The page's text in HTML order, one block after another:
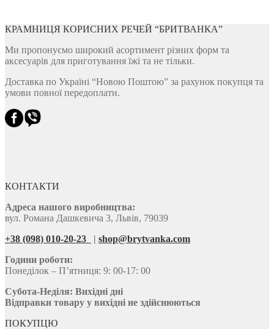
КРАМНИЦЯ КОРИСНИХ РЕЧЕЙ “БРИТВАНКА”
Ми пропонуємо широкий асортимент різних форм та
аксесуарів для приготування їжі та не тільки.
Доставка по Україні “Новою Поштою” за рахунок покупця та
умови повної передоплати.
КОНТАКТИ
Адреса нашого виробництва:
вул. Романа Дашкевича 3, Львів, 79039
+38 (098) 010-20-23
| shop@brytvanka.com
Години роботи:
Понеділок – П’ятниця: 9: 00-17: 00
Субота-Неділя: Вихідні дні
Відправки товару у вихідні не здійснюються
ПОКУПЦЮ